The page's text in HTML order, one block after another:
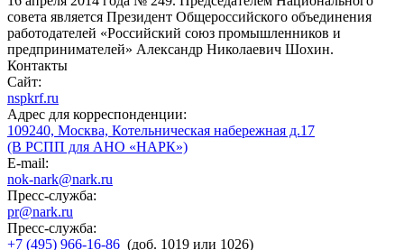
совета является Президент Общероссийского объединения
работодателей «Российский союз промышленников и
предпринимателей» Александр Николаевич Шохин.
Контакты
Сайт:
nspkrf.ru
Адрес для корреспонденции:
109240, Москва, Котельническая набережная д.17
(В РСПП для АНО «НАРК»)
E-mail:
nok-nark@nark.ru
Пресс-служба:
pr@nark.ru
Пресс-служба:
+7 (495) 966-16-86 (доб. 1019 или 1026)